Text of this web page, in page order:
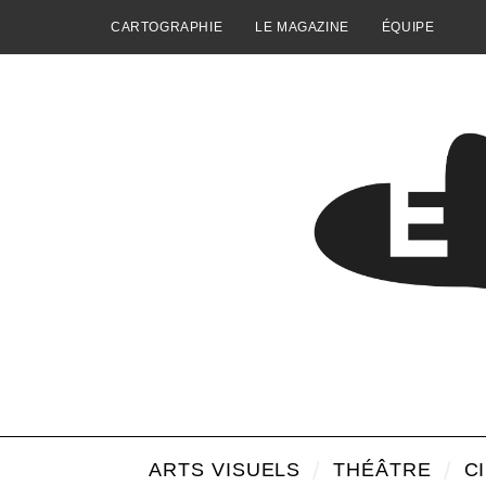
CARTOGRAPHIE LE MAGAZINE ÉQUIPE
ARTS VISUELS THÉÂTRE